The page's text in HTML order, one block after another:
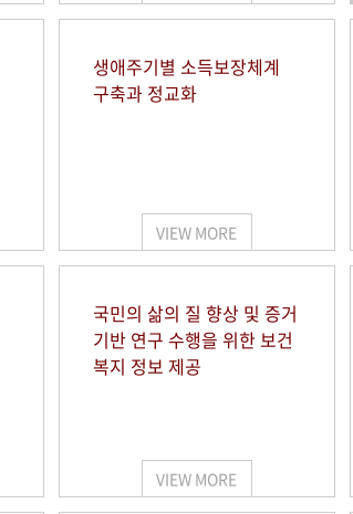
생애주기별 소득보장체계
구축과 정교화
VIEW MORE
국민의 삶의 질 향상 및 증거
기반 연구 수행을 위한 보건
복지 정보 제공
VIEW MORE